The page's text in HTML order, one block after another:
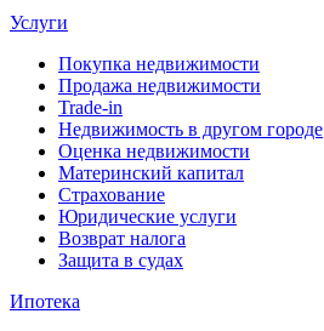
Услуги
Покупка недвижимости
Продажа недвижимости
Trade-in
Недвижимость в другом городе
Оценка недвижимости
Материнский капитал
Страхование
Юридические услуги
Возврат налога
Защита в судах
Ипотека